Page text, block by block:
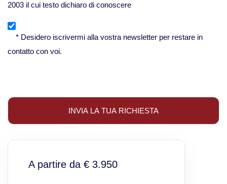
2003 il cui testo dichiaro di conoscere
* Desidero iscrivermi alla vostra newsletter per restare in
contatto con voi.
A partire da € 3.950